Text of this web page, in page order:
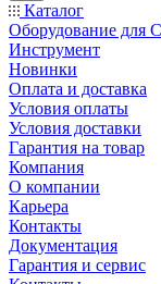
Каталог
Оборудование для
Инструмент
Новинки
Оплата и доставка
Условия оплаты
Условия доставки
Гарантия на товар
Компания
О компании
Карьера
Контакты
Документация
Гарантия и сервис